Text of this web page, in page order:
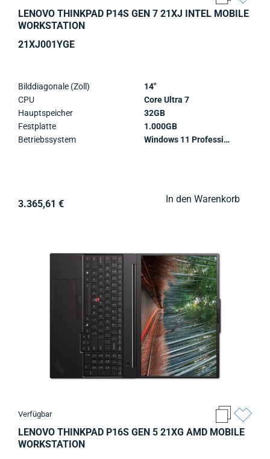
LENOVO THINKPAD P14S GEN 7 21XJ INTEL MOBILE
WORKSTATION
21XJ001YGE
Bilddiagonale (Zoll)
CPU
Hauptspeicher
Festplatte
Betriebssystem
14"
Core Ultra 7
32GB
1.000GB
Windows 11 Professional
3.365,61 € In den Warenkorb
Verfügbar
LENOVO THINKPAD P16S GEN 5 21XG AMD MOBILE
WORKSTATION